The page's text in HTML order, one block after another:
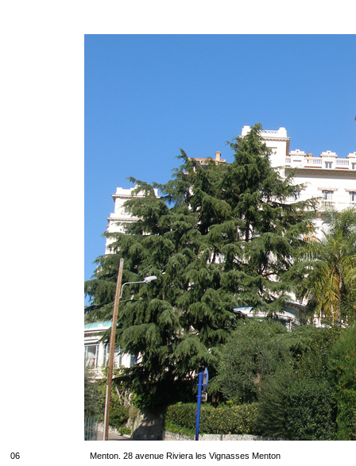
06 Menton. 28 avenue Riviera les Vignasses Menton